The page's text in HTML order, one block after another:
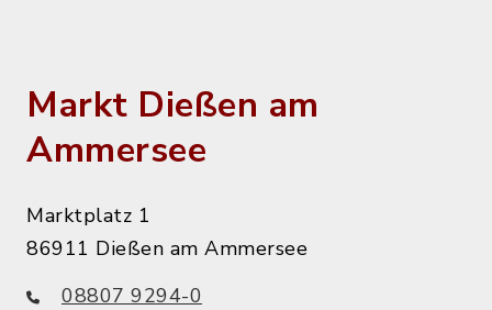
Markt Dießen am
Ammersee
Marktplatz 1
86911 Dießen am Ammersee
08807 9294-0